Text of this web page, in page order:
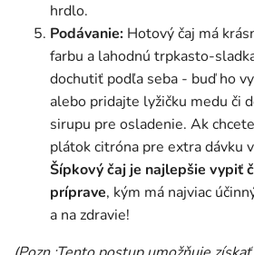
hrdlo.
Podávanie: Hotový čaj má
farbu a lahodnú trpkasto-
dochutiť podľa seba - buď ho
alebo pridajte lyžičku medu či
sirupu pre osladenie. Ak
plátok citróna pre extra dávku
Šípkový čaj je najlepšie vypiť
príprave, kým má najviac
a na zdravie!